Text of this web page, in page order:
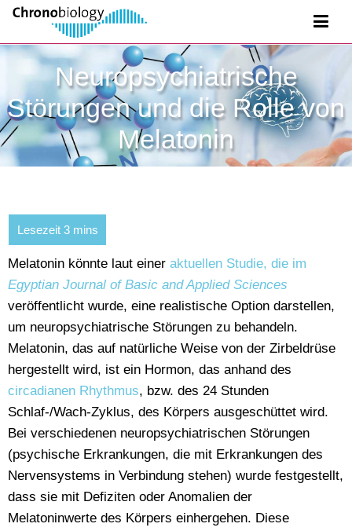
Neuropsychiatrische
Störungen und die Rolle von
Melatonin
Melatonin könnte laut einer aktuellen Studie, die im
Egyptian Journal of Basic and Applied Sciences
veröffentlicht wurde, eine realistische Option darstellen,
um neuropsychiatrische Störungen zu behandeln.
Melatonin, das auf natürliche Weise von der Zirbeldrüse
hergestellt wird, ist ein Hormon, das anhand des
circadianen Rhythmus, bzw. des 24 Stunden
Schlaf-/Wach-Zyklus, des Körpers ausgeschüttet wird.
Bei verschiedenen neuropsychiatrischen Störungen
(psychische Erkrankungen, die mit Erkrankungen des
Nervensystems in Verbindung stehen) wurde festgestellt,
dass sie mit Defiziten oder Anomalien der
Melatoninwerte des Körpers einhergehen. Diese